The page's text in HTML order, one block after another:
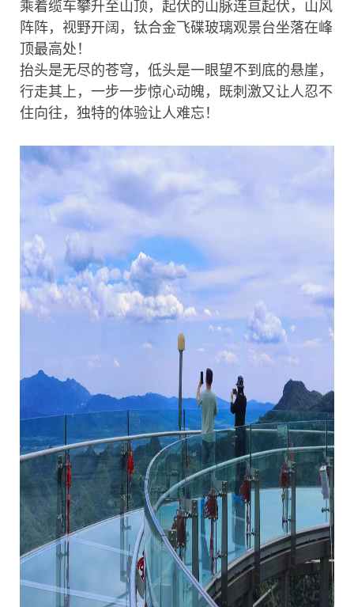
乘着缆车攀升至山顶，起伏的山脉连亘起伏，山风
阵阵，视野开阔，钛合金飞碟玻璃观景台坐落在峰
顶最高处！
抬头是无尽的苍穹，低头是一眼望不到底的悬崖，
行走其上，一步一步惊心动魄，既刺激又让人忍不
住向往，独特的体验让人难忘！